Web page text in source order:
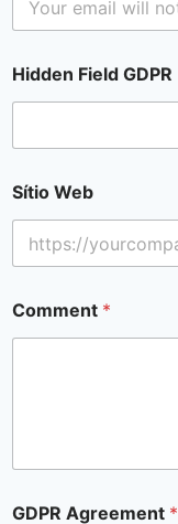
Hidden Field GDPR
Sítio Web
Comment *
GDPR Agreement *